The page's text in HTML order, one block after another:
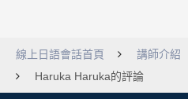
線上日語會話首頁 講師介紹
Haruka Haruka的評論